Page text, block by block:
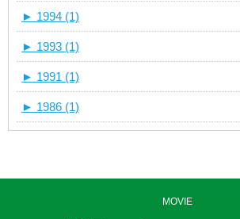
► 1994 (1)
► 1993 (1)
► 1991 (1)
► 1986 (1)
MOVIE